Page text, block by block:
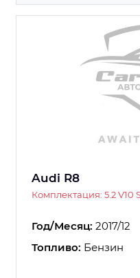
Audi R8
Комплектация: 5.2 V10
Год/Месяц: 2017/12
Топливо: Бензин